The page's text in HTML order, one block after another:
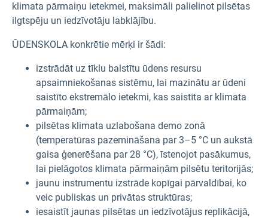
klimata pārmaiņu ietekmei, maksimāli palielinot pilsētas
ilgtspēju un iedzīvotāju labklājību.
ŪDENSKOLA konkrētie mērķi ir šādi:
izstrādāt uz tīklu balstītu ūdens resursu
apsaimniekošanas sistēmu, lai mazinātu ar ūdeni
saistīto ekstremālo ietekmi, kas saistīta ar klimata
pārmaiņām;
pilsētas klimata uzlabošana demo zonā
(temperatūras pazemināšana par 3–5 °C un aukstā
gaisa ģenerēšana par 28 °C), īstenojot pasākumus,
lai pielāgotos klimata pārmaiņām pilsētu teritorijās;
jaunu instrumentu izstrāde kopīgai pārvaldībai, ko
veic publiskas un privātas struktūras;
iesaistīt jaunas pilsētas un iedzīvotājus replikācijā,